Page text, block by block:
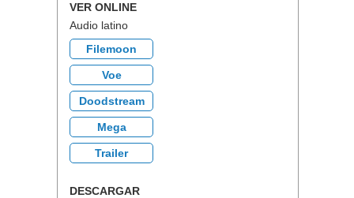
VER ONLINE
Audio latino
Filemoon
Voe
Doodstream
Mega
Trailer
DESCARGAR